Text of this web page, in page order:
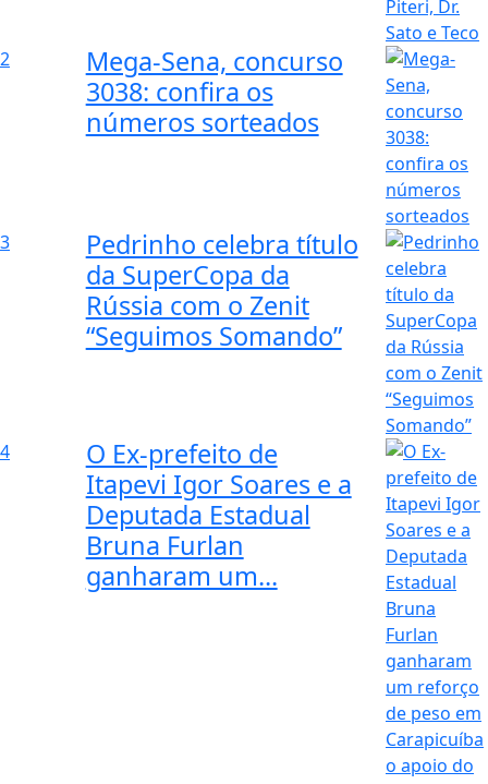
2
Mega-Sena, concurso
3038: confira os
números sorteados
3
Pedrinho celebra título
da SuperCopa da
Rússia com o Zenit
“Seguimos Somando”
4
O Ex-prefeito de
Itapevi Igor Soares e a
Deputada Estadual
Bruna Furlan
ganharam um...